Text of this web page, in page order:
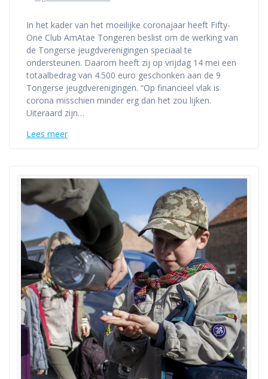
In het kader van het moeilijke coronajaar heeft Fifty-
One Club AmAtae Tongeren beslist om de werking van
de Tongerse jeugdverenigingen speciaal te
ondersteunen. Daarom heeft zij op vrijdag 14 mei een
totaalbedrag van 4.500 euro geschonken aan de 9
Tongerse jeugdverenigingen. “Op financieel vlak is
corona misschien minder erg dan het zou lijken.
Uiteraard zijn…
Lees meer